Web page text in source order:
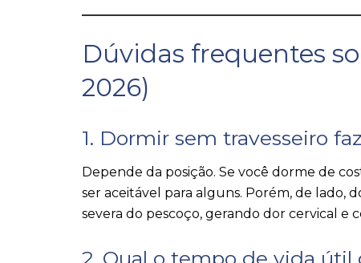
Dúvidas frequentes
2026)
1. Dormir sem travesseiro
Depende da posição. Se você dorme de
ser aceitável para alguns. Porém, de lado,
severa do pescoço, gerando dor cervical e